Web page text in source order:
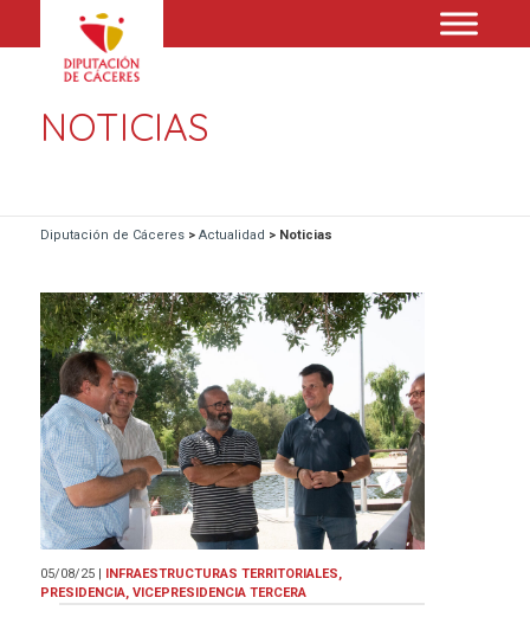
NOTICIAS
Diputación de Cáceres> Actualidad > Noticias
05/08/25 | INFRAESTRUCTURAS TERRITORIALES,
PRESIDENCIA, VICEPRESIDENCIA TERCERA